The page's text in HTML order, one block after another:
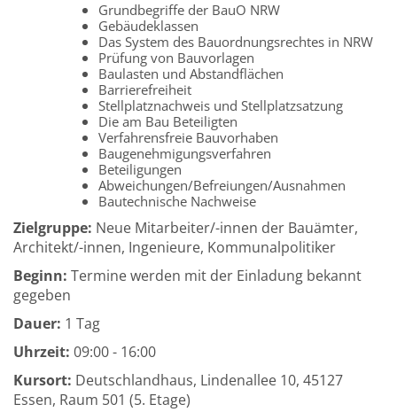
Grundbegriffe der BauO NRW
Gebäudeklassen
Das System des Bauordnungsrechtes in NRW
Prüfung von Bauvorlagen
Baulasten und Abstandflächen
Barrierefreiheit
Stellplatznachweis und Stellplatzsatzung
Die am Bau Beteiligten
Verfahrensfreie Bauvorhaben
Baugenehmigungsverfahren
Beteiligungen
Abweichungen/Befreiungen/Ausnahmen
Bautechnische Nachweise
Zielgruppe: Neue Mitarbeiter/-innen der Bauämter,
Architekt/-innen, Ingenieure, Kommunalpolitiker
Beginn: Termine werden mit der Einladung bekannt
gegeben
Dauer: 1 Tag
Uhrzeit: 09:00 - 16:00
Kursort: Deutschlandhaus, Lindenallee 10, 45127
Essen, Raum 501 (5. Etage)